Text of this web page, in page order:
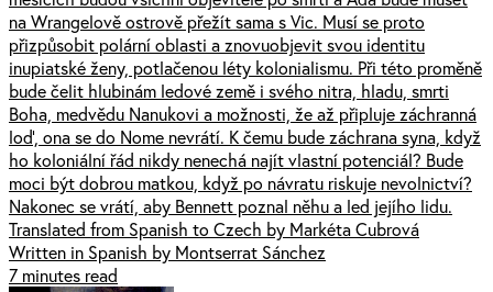
na Wrangelově ostrově přežít sama s Vic. Musí se proto
přizpůsobit polární oblasti a znovuobjevit svou identitu
inupiatské ženy, potlačenou léty kolonialismu. Při této proměně
bude čelit hlubinám ledové země i svého nitra, hladu, smrti
Boha, medvědu Nanukovi a možnosti, že až připluje záchranná
loď, ona se do Nome nevrátí. K čemu bude záchrana syna, když
ho koloniální řád nikdy nenechá najít vlastní potenciál? Bude
moci být dobrou matkou, když po návratu riskuje nevolnictví?
Nakonec se vrátí, aby Bennett poznal něhu a led jejího lidu.
Translated from Spanish to Czech by Markéta Cubrová
Written in Spanish by Montserrat Sánchez
7 minutes read